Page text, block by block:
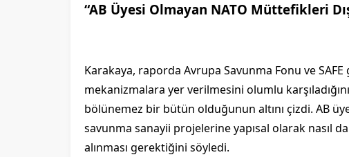
“AB Üyesi Olmayan NATO Müttefikleri
Karakaya, raporda Avrupa Savunma Fonu ve
mekanizmalara yer verilmesini olumlu
bölünemez bir bütün olduğunun altını çizdi. AB
savunma sanayii projelerine yapısal olarak nasıl
alınması gerektiğini söyledi.